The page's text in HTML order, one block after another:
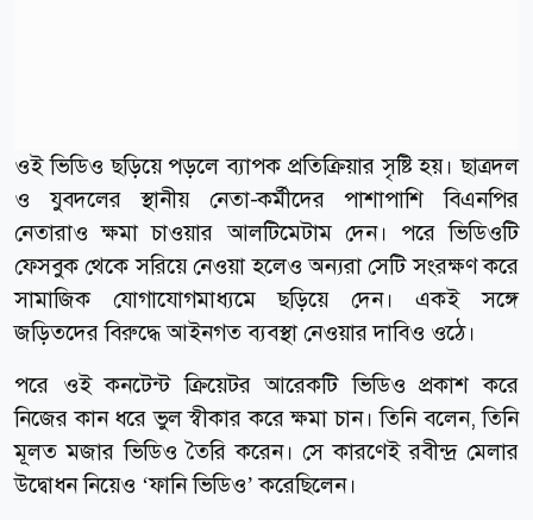
ওই ভিডিও ছড়িয়ে পড়লে ব্যাপক প্রতিক্রিয়ার সৃষ্টি হয়। ছাত্রদল
ও যুবদলের স্থানীয় নেতা-কর্মীদের পাশাপাশি বিএনপির
নেতারাও ক্ষমা চাওয়ার আলটিমেটাম দেন। পরে ভিডিওটি
ফেসবুক থেকে সরিয়ে নেওয়া হলেও অন্যরা সেটি সংরক্ষণ করে
সামাজিক যোগাযোগমাধ্যমে ছড়িয়ে দেন। একই সঙ্গে
জড়িতদের বিরুদ্ধে আইনগত ব্যবস্থা নেওয়ার দাবিও ওঠে।
পরে ওই কনটেন্ট ক্রিয়েটর আরেকটি ভিডিও প্রকাশ করে
নিজের কান ধরে ভুল স্বীকার করে ক্ষমা চান। তিনি বলেন, তিনি
মূলত মজার ভিডিও তৈরি করেন। সে কারণেই রবীন্দ্র মেলার
উদ্বোধন নিয়েও ‘ফানি ভিডিও’ করেছিলেন।